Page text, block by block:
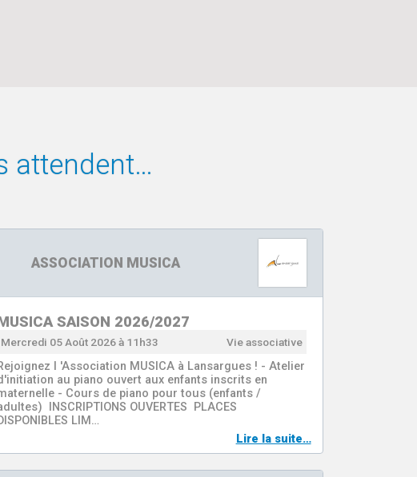
attendent…
ASSOCIATION MUSICA
SAISON 2026/2027
Mercredi 05 Août 2026 à 11h33 Vie associative
l 'Association MUSICA à Lansargues ! - Atelier
au piano ouvert aux enfants inscrits en
- Cours de piano pour tous (enfants /
INSCRIPTIONS OUVERTES PLACES
LIM…
Lire la suite…